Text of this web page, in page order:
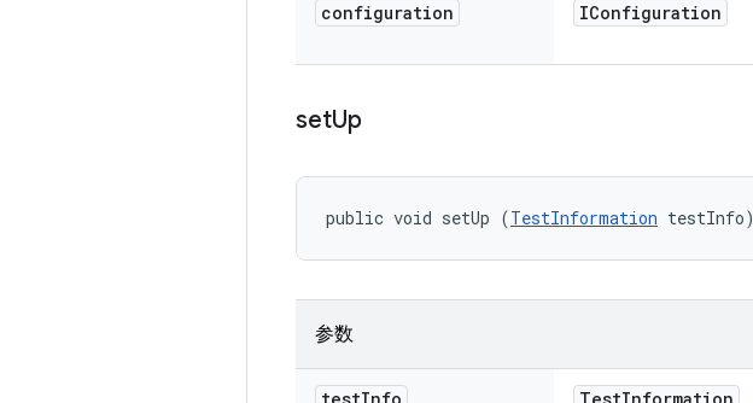
configuration IConfiguration
setUp
public void setUp (TestInformation testInfo)
参数